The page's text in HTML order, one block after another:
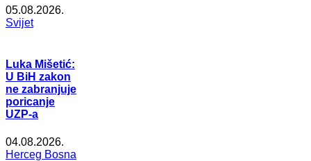
05.08.2026.
Svijet
Luka Mišetić:
U BiH zakon
ne zabranjuje
poricanje
UZP-a
04.08.2026.
Herceg Bosna